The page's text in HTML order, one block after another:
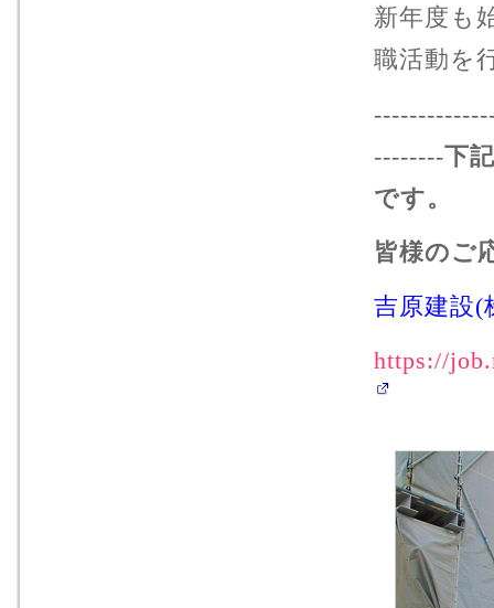
新年度も
職活動を
--------下
です。
皆様のご
吉原建設(
https://